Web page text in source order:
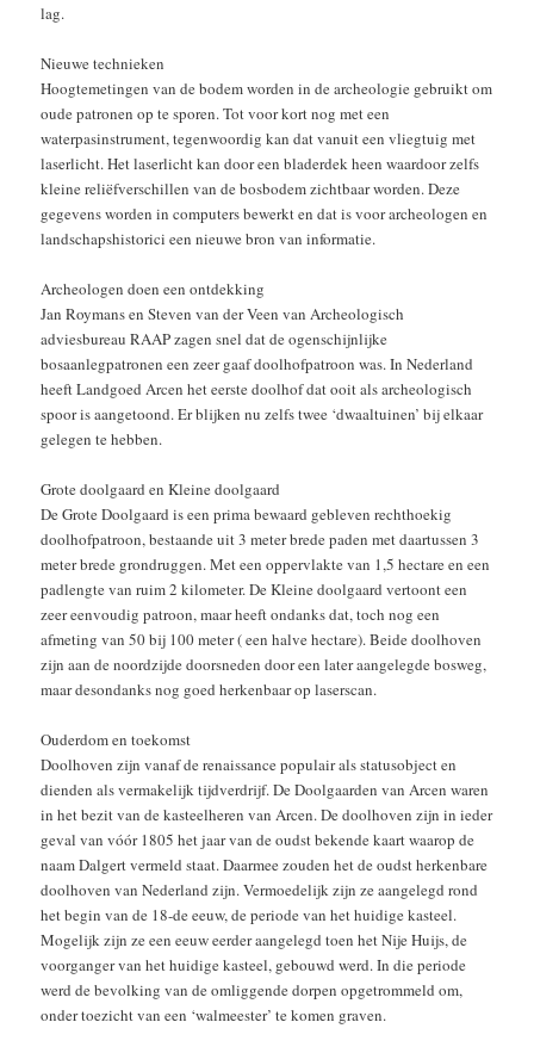
lag.
Nieuwe technieken
Hoogtemetingen van de bodem worden in de archeologie gebruikt om
oude patronen op te sporen. Tot voor kort nog met een
waterpasinstrument, tegenwoordig kan dat vanuit een vliegtuig met
laserlicht. Het laserlicht kan door een bladerdek heen waardoor zelfs
kleine reliëfverschillen van de bosbodem zichtbaar worden. Deze
gegevens worden in computers bewerkt en dat is voor archeologen en
landschapshistorici een nieuwe bron van informatie.
Archeologen doen een ontdekking
Jan Roymans en Steven van der Veen van Archeologisch
adviesbureau RAAP zagen snel dat de ogenschijnlijke
bosaanlegpatronen een zeer gaaf doolhofpatroon was. In Nederland
heeft Landgoed Arcen het eerste doolhof dat ooit als archeologisch
spoor is aangetoond. Er blijken nu zelfs twee ‘dwaaltuinen’ bij elkaar
gelegen te hebben.
Grote doolgaard en Kleine doolgaard
De Grote Doolgaard is een prima bewaard gebleven rechthoekig
doolhofpatroon, bestaande uit 3 meter brede paden met daartussen 3
meter brede grondruggen. Met een oppervlakte van 1,5 hectare en een
padlengte van ruim 2 kilometer. De Kleine doolgaard vertoont een
zeer eenvoudig patroon, maar heeft ondanks dat, toch nog een
afmeting van 50 bij 100 meter ( een halve hectare). Beide doolhoven
zijn aan de noordzijde doorsneden door een later aangelegde bosweg,
maar desondanks nog goed herkenbaar op laserscan.
Ouderdom en toekomst
Doolhoven zijn vanaf de renaissance populair als statusobject en
dienden als vermakelijk tijdverdrijf. De Doolgaarden van Arcen waren
in het bezit van de kasteelheren van Arcen. De doolhoven zijn in ieder
geval van vóór 1805 het jaar van de oudst bekende kaart waarop de
naam Dalgert vermeld staat. Daarmee zouden het de oudst herkenbare
doolhoven van Nederland zijn. Vermoedelijk zijn ze aangelegd rond
het begin van de 18-de eeuw, de periode van het huidige kasteel.
Mogelijk zijn ze een eeuw eerder aangelegd toen het Nije Huijs, de
voorganger van het huidige kasteel, gebouwd werd. In die periode
werd de bevolking van de omliggende dorpen opgetrommeld om,
onder toezicht van een ‘walmeester’ te komen graven.